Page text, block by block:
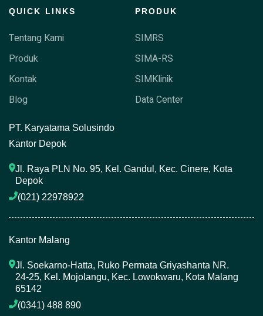
QUICK LINKS
Tentang Kami
Produk
Kontak
Blog
PRODUK
SIMRS
SIMA-RS
SIMKlinik
Data Center
PT. Karyatama Solusindo
Kantor Depok
Jl. Raya PLN No. 95, Kel. Gandul, Kec. Cinere, Kota
Depok
(021) 22978922
Kantor Malang
Jl. Soekarno-Hatta, Ruko Permata Griyashanta NR.
24-25, Kel. Mojolangu, Kec. Lowokwaru, Kota Malang
65142
(0341) 488 890